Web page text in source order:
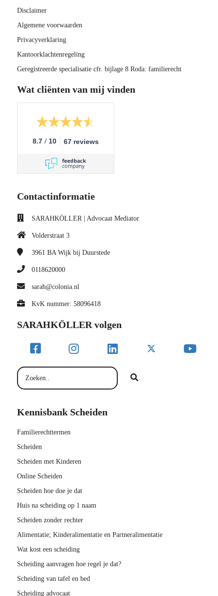
Disclaimer
Algemene voorwaarden
Privacyverklaring
Kantoorklachtenregeling
Geregistreerde specialisatie cfr. bijlage 8 Roda: familierecht
Wat cliënten van mij vinden
8.7 / 10 67 reviews
Contactinformatie
SARAHKÖLLER | Advocaat Mediator
Volderstraat 3
3961 BA Wijk bij Duurstede
0118620000
sarah@colonia.nl
KvK nummer: 58096418
SARAHKÖLLER volgen
Kennisbank Scheiden
Familierechttermen
Scheiden
Scheiden met Kinderen
Online Scheiden
Scheiden hoe doe je dat
Huis na scheiding op 1 naam
Scheiden zonder rechter
Alimentatie; Kinderalimentatie en Partneralimentatie
Wat kost een scheiding
Scheiding aanvragen hoe regel je dat?
Scheiding van tafel en bed
Scheiding advocaat